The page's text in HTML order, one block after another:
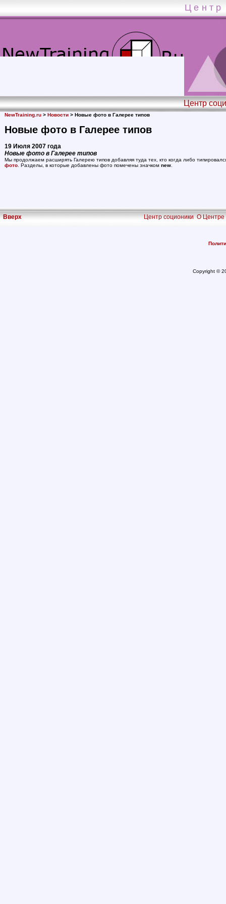
Центр
Центр
NewTraining.ru > Новости > Новые фото в Галерее типов
Новые фото в Галерее типов
19 Июля 2007 года
Новые фото в Галерее типов
Мы продолжаем расширять Галерею типов добавляя туда тех, кто когда либо
фото . Разделы, в которые добавлены фото помечены значком new
Вверх Центр соционики О Центре
Copyright ©